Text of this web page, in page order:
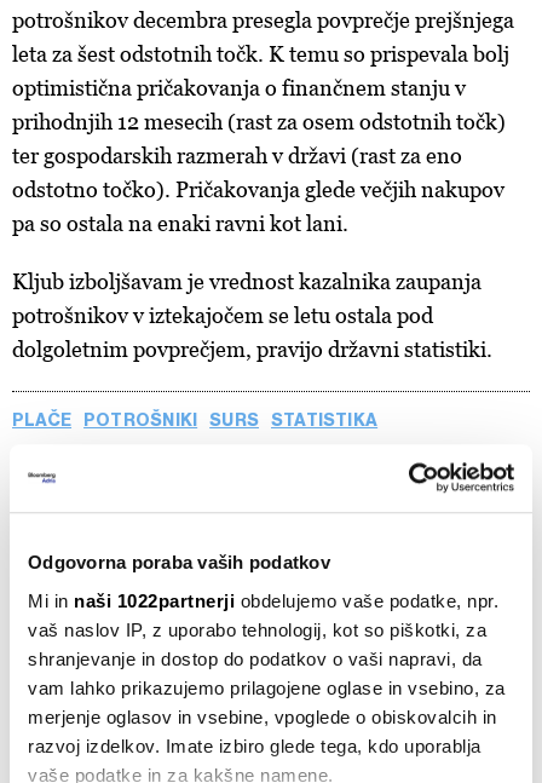
Odgovorna poraba vaših podatkov
Mi in naši 1022partnerji obdelujemo vaše podatke, npr.
vaš naslov IP, z uporabo tehnologij, kot so piškotki, za
shranjevanje in dostop do podatkov o vaši napravi, da
vam lahko prikazujemo prilagojene oglase in vsebino, za
merjenje oglasov in vsebine, vpoglede o obiskovalcih in
razvoj izdelkov. Imate izbiro glede tega, kdo uporablja
vaše podatke in za kakšne namene.
potrošnikov decembra presegla povprečje prejšnjega
leta za šest odstotnih točk. K temu so prispevala bolj
optimistična pričakovanja o finančnem stanju v
prihodnjih 12 mesecih (rast za osem odstotnih točk)
ter gospodarskih razmerah v državi (rast za eno
odstotno točko). Pričakovanja glede večjih nakupov
pa so ostala na enaki ravni kot lani.
Kljub izboljšavam je vrednost kazalnika zaupanja
potrošnikov v iztekajočem se letu ostala pod
dolgoletnim povprečjem, pravijo državni statistiki.
PLAČE POTROŠNIKI SURS STATISTIKA
Povprečna neto plača 1.681 evrov, a
večina ostaja pod povprečjem
22.07.2026
Februarja nižje plače v javnem in
zasebnem sektorju
22.04.2026